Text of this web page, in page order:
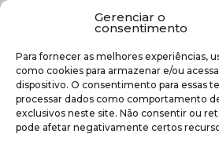
Gerenciar o
consentimento
Para fornecer as melhores experiências,
como cookies para armazenar e/ou
dispositivo. O consentimento para essas
processar dados como comportamento
exclusivos neste site. Não consentir ou
pode afetar negativamente certos
E-
mail
(obrigatório)
Sub
região